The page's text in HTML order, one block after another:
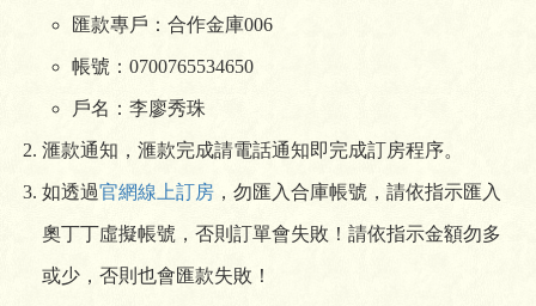
匯款專戶：合作金庫006
帳號：0700765534650
戶名：李廖秀珠
滙款通知，滙款完成請電話通知即完成訂房程序。
如透過官網線上訂房 ，勿匯入合庫帳號，請依指示匯入
奧丁丁虛擬帳號，否則訂單會失敗！請依指示金額勿多
或少，否則也會匯款失敗！